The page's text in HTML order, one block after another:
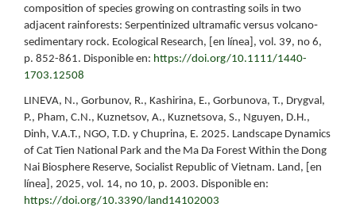
composition of species growing on contrasting soils in two
adjacent rainforests: Serpentinized ultramafic versus volcano‐
sedimentary rock. Ecological Research, [en línea], vol. 39, no 6,
p. 852-861. Disponible en: https://doi.org/10.1111/1440-
1703.12508
LINEVA, N., Gorbunov, R., Kashirina, E., Gorbunova, T., Drygval,
P., Pham, C.N., Kuznetsov, A., Kuznetsova, S., Nguyen, D.H.,
Dinh, V.A.T., NGO, T.D. y Chuprina, E. 2025. Landscape Dynamics
of Cat Tien National Park and the Ma Da Forest Within the Dong
Nai Biosphere Reserve, Socialist Republic of Vietnam. Land, [en
línea], 2025, vol. 14, no 10, p. 2003. Disponible en:
https://doi.org/10.3390/land14102003